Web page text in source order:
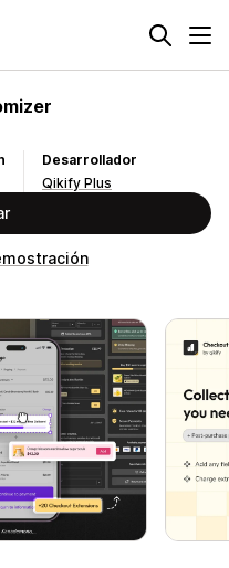
Desarrollador
Qikify Plus